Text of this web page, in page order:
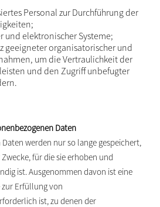
Personal zur Durchführung der
und elektronischer Systeme;
geeigneter organisatorischer und
um die Vertraulichkeit der
und den Zugriff unbefugter
Daten
werden nur so lange gespeichert,
für die sie erhoben und
ist. Ausgenommen davon ist eine
zur Erfüllung von
ist, zu denen der